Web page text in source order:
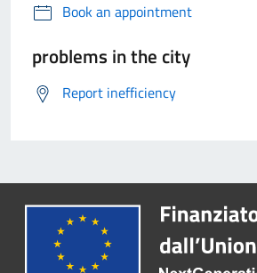
Book an appointment
problems in the city
Report inefficiency